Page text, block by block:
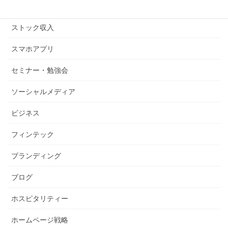
ストック収入
スマホアプリ
セミナー・勉強会
ソーシャルメディア
ビジネス
フィンテック
ブランディング
ブログ
ホスピタリティー
ホームページ戦略